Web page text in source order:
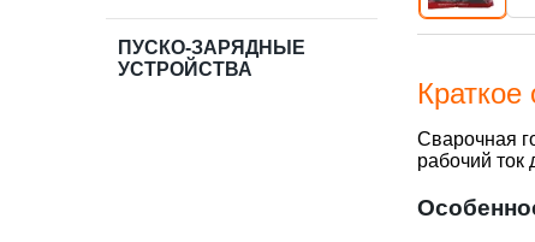
Сварочная
рабочий ток
ПУСКО-ЗАРЯДНЫЕ
УСТРОЙСТВА